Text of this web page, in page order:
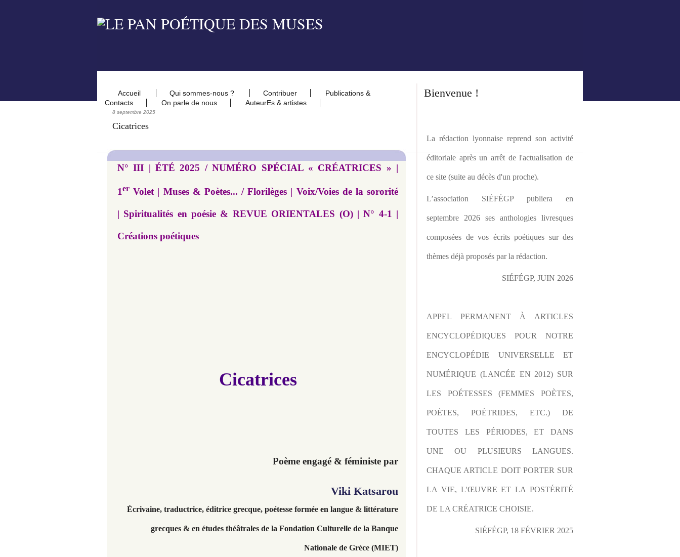
Accueil Qui sommes-nous ? Contribuer
Publications &
Contacts
On parle de nous AuteurEs & artistes
8 septembre 2025
Cicatrices
N° III | ÉTÉ 2025 / NUMÉRO SPÉCIAL « CRÉATRICES » |
1er Volet | Muses & Poètes... / Florilèges | Voix/Voies de la sororité
| Spiritualités en poésie & REVUE ORIENTALES (O) | N° 4-1 |
Créations poétiques
Cicatrices
Poème engagé & féministe par
Viki Katsarou
Écrivaine, traductrice, éditrice grecque, poétesse formée en langue & littérature
grecques & en études théâtrales de la Fondation Culturelle de la Banque
Nationale de Grèce (MIET)
Bienvenue !
La rédaction lyonnaise reprend son activité
éditoriale après un arrêt de l'actualisation de
ce site (suite au décès d'un proche).
L’association SIÉFÉGP publiera en
septembre 2026 ses anthologies livresques
composées de vos écrits poétiques sur des
thèmes déjà proposés par la rédaction.
SIÉFÉGP, JUIN 2026
APPEL PERMANENT À ARTICLES
ENCYCLOPÉDIQUES POUR NOTRE
ENCYCLOPÉDIE UNIVERSELLE ET
NUMÉRIQUE (LANCÉE EN 2012) SUR
LES POÉTESSES (FEMMES POÈTES,
POÈTES, POÉTRIDES, ETC.) DE
TOUTES LES PÉRIODES, ET DANS
UNE OU PLUSIEURS LANGUES.
CHAQUE ARTICLE DOIT PORTER SUR
LA VIE, L'ŒUVRE ET LA POSTÉRITÉ
DE LA CRÉATRICE CHOISIE.
SIÉFÉGP, 18 FÉVRIER 2025